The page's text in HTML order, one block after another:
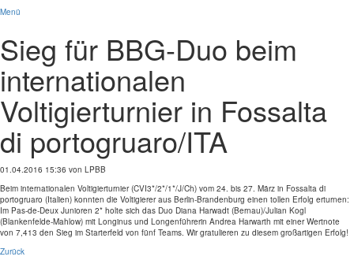
Menü
Sieg für BBG-Duo beim
internationalen
Voltigierturnier in Fossalta
di portogruaro/ITA
01.04.2016 15:36 von LPBB
Beim internationalen Voltigierturnier (CVI3*/2*/1*/J/Ch) vom 24. bis 27. März in Fossalta di
portogruaro (Italien) konnten die Voltigierer aus Berlin-Brandenburg einen tollen Erfolg erturnen:
Im Pas-de-Deux Junioren 2* holte sich das Duo Diana Harwadt (Bernau)/Julian Kogl
(Blankenfelde-Mahlow) mit Longinus und Longenführerin Andrea Harwarth mit einer Wertnote
von 7,413 den Sieg im Starterfeld von fünf Teams. Wir gratulieren zu diesem großartigen Erfolg!
Zurück